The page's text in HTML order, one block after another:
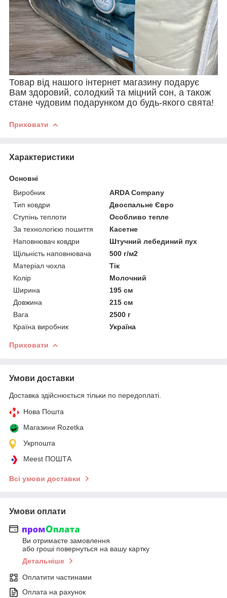
Товар від нашого інтернет магазину подарує
Вам здоровий, солодкий та міцний сон, а також
стане чудовим подарунком до будь-якого свята!
Приховати
Характеристики
Основні
Виробник
ARDA Company
Тип ковдри
Двоспальне Євро
Ступінь теплоти
Особливо тепле
За технологією пошиття
Касетне
Наповнювач ковдри
Штучний лебединий пух
Щільність наповнювача
500 г/м2
Матеріал чохла
Тік
Колір
Молочний
Ширина
195 см
Довжина
215 см
Вага
2500 г
Країна виробник
Україна
Приховати
Умови доставки
Доставка здійснюється тільки по передоплаті.
Нова Пошта
Магазини Rozetka
Укрпошта
Meest ПОШТА
Всі умови доставки
Умови оплати
Ви отримаєте замовлення
або гроші повернуться на вашу картку
Детальніше
Оплатити частинами
Оплата на рахунок